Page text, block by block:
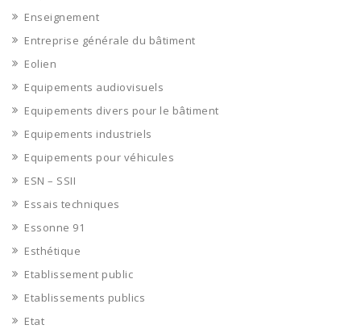
Enseignement
Entreprise générale du bâtiment
Eolien
Equipements audiovisuels
Equipements divers pour le bâtiment
Equipements industriels
Equipements pour véhicules
ESN – SSII
Essais techniques
Essonne 91
Esthétique
Etablissement public
Etablissements publics
Etat